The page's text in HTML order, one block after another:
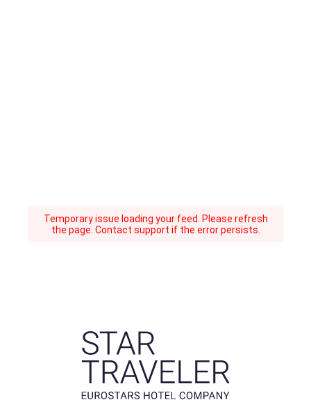
Temporary issue loading your feed. Please refresh
the page. Contact support if the error persists.